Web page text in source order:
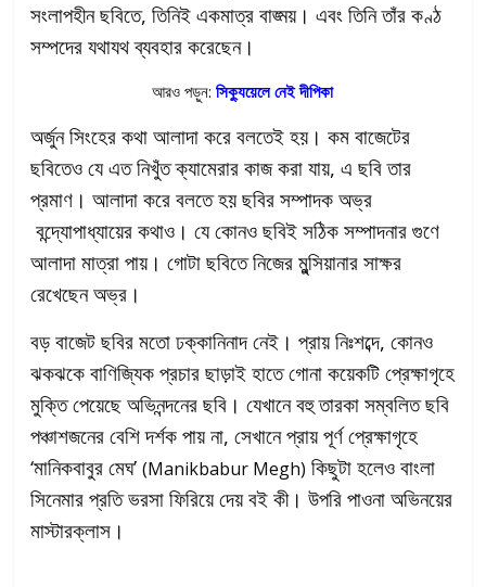
সংলাপহীন ছবিতে, তিনিই একমাত্র বাঙ্ময়। এবং তিনি তাঁর কণ্ঠ
সম্পদের যথাযথ ব্যবহার করেছেন।
আরও পড়ুন:সিক্যুয়েলে নেই দীপিকা
অর্জুন সিংহের কথা আলাদা করে বলতেই হয়। কম বাজেটের
ছবিতেও যে এত নিখুঁত ক্যামেরার কাজ করা যায়, এ ছবি তার
প্রমাণ। আলাদা করে বলতে হয় ছবির সম্পাদক অভ্র
বন্দ্যোপাধ্যায়ের কথাও। যে কোনও ছবিই সঠিক সম্পাদনার গুণে
আলাদা মাত্রা পায়। গোটা ছবিতে নিজের মুন্সিয়ানার সাক্ষর
রেখেছেন অভ্র।
বড় বাজেট ছবির মতো ঢক্কানিনাদ নেই। প্রায় নিঃশব্দে, কোনও
ঝকঝকে বাণিজ্যিক প্রচার ছাড়াই হাতে গোনা কয়েকটি প্রেক্ষাগৃহে
মুক্তি পেয়েছে অভিনন্দনের ছবি। যেখানে বহু তারকা সম্বলিত ছবি
পঞ্চাশজনের বেশি দর্শক পায় না, সেখানে প্রায় পূর্ণ প্রেক্ষাগৃহে
‘মানিকবাবুর মেঘ’(Manikbabur Megh) কিছুটা হলেও বাংলা
সিনেমার প্রতি ভরসা ফিরিয়ে দেয় বই কী। উপরি পাওনা অভিনয়ের
মাস্টারক্লাস।